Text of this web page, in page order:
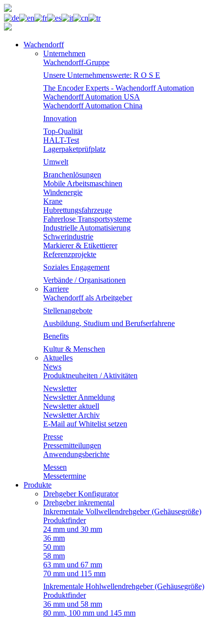
Wachendorff
Unternehmen
Wachendorff-Gruppe
Unsere Unternehmenswerte: R O S E
The Encoder Experts - Wachendorff Automation
Wachendorff Automation USA
Wachendorff Automation China
Innovation
Top-Qualität
HALT-Test
Lagerpaketprüfplatz
Umwelt
Branchenlösungen
Mobile Arbeitsmaschinen
Windenergie
Krane
Hubrettungsfahrzeuge
Fahrerlose Transportsysteme
Industrielle Automatisierung
Schwerindustrie
Markierer & Etikettierer
Referenzprojekte
Soziales Engagement
Verbände / Organisationen
Karriere
Wachendorff als Arbeitgeber
Stellenangebote
Ausbildung, Studium und Berufserfahrene
Benefits
Kultur & Menschen
Aktuelles
News
Produktneuheiten / Aktivitäten
Newsletter
Newsletter Anmeldung
Newsletter aktuell
Newsletter Archiv
E-Mail auf Whitelist setzen
Presse
Pressemitteilungen
Anwendungsberichte
Messen
Messetermine
Produkte
Drehgeber Konfigurator
Drehgeber inkremental
Inkrementale Vollwellendrehgeber (Gehäusegröße)
Produktfinder
24 mm und 30 mm
36 mm
50 mm
58 mm
63 mm und 67 mm
70 mm und 115 mm
Inkrementale Hohlwellendrehgeber (Gehäusegröße)
Produktfinder
36 mm und 58 mm
80 mm, 100 mm und 145 mm